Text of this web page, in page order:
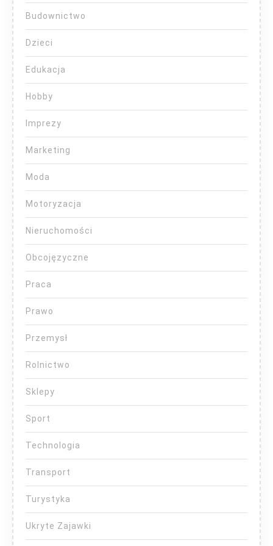
Budownictwo
Dzieci
Edukacja
Hobby
Imprezy
Marketing
Moda
Motoryzacja
Nieruchomości
Obcojęzyczne
Praca
Prawo
Przemysł
Rolnictwo
Sklepy
Sport
Technologia
Transport
Turystyka
Ukryte Zajawki